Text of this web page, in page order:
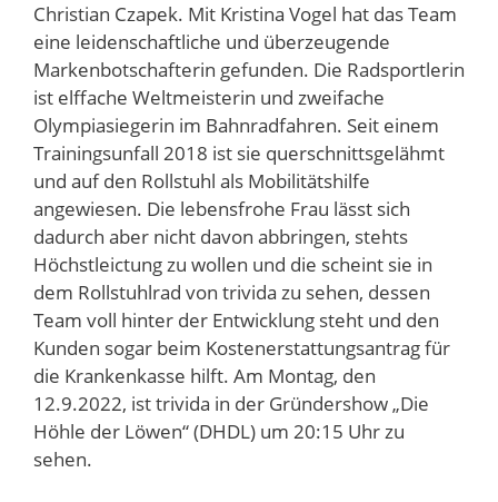
Christian Czapek. Mit Kristina Vogel hat das Team
eine leidenschaftliche und überzeugende
Markenbotschafterin gefunden. Die Radsportlerin
ist elffache Weltmeisterin und zweifache
Olympiasiegerin im Bahnradfahren. Seit einem
Trainingsunfall 2018 ist sie querschnittsgelähmt
und auf den Rollstuhl als Mobilitätshilfe
angewiesen. Die lebensfrohe Frau lässt sich
dadurch aber nicht davon abbringen, stehts
Höchstleictung zu wollen und die scheint sie in
dem Rollstuhlrad von trivida zu sehen, dessen
Team voll hinter der Entwicklung steht und den
Kunden sogar beim Kostenerstattungsantrag für
die Krankenkasse hilft. Am Montag, den
12.9.2022, ist trivida in der Gründershow „Die
Höhle der Löwen“ (DHDL) um 20:15 Uhr zu
sehen.